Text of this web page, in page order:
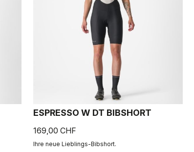
ESPRESSO W DT BIBSHORT
169,00 CHF
Ihre neue Lieblings-Bibshort.